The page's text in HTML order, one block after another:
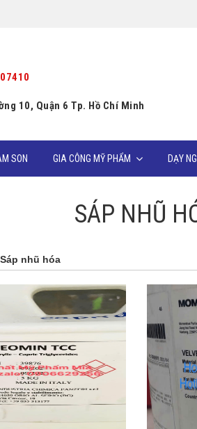
10, Quận 6 Tp. Hồ Chí Minh
SON GIA CÔNG MỸ PHẨM DẠY
SÁP NHŨ
Sáp nhũ hóa